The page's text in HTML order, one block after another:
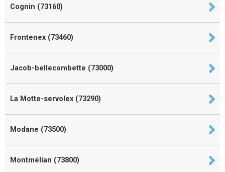
Cognin (73160)
Frontenex (73460)
Jacob-bellecombette (73000)
La Motte-servolex (73290)
Modane (73500)
Montmélian (73800)